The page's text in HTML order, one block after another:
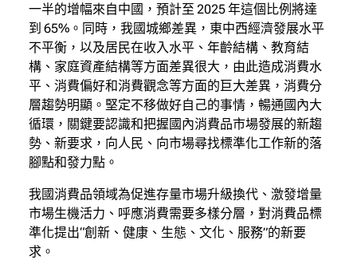
一半的增幅來自中國，預計至 2025 年這個比例將達
到 65%。同時，我國城鄉差異，東中西經濟發展水平
不平衡，以及居民在收入水平、年齡結構、教育結
構、家庭資產結構等方面差異很大，由此造成消費水
平、消費偏好和消費觀念等方面的巨大差異，消費分
層趨勢明顯。堅定不移做好自己的事情，暢通國內大
循環，關鍵要認識和把握國內消費品市場發展的新趨
勢、新要求，向人民、向市場尋找標準化工作新的落
腳點和發力點。
我國消費品領域為促進存量市場升級換代、激發增量
市場生機活力、呼應消費需要多樣分層，對消費品標
準化提出“創新、健康、生態、文化、服務”的新要
求。